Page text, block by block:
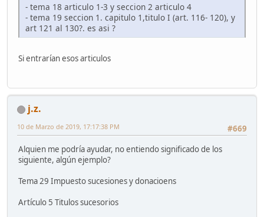
- tema 18 articulo 1-3 y seccion 2 articulo 4
- tema 19 seccion 1. capitulo 1,titulo I (art. 116- 120), y
art 121 al 130?. es asi ?
Si entrarían esos articulos
j.z.
#669
10 de Marzo de 2019, 17:17:38 PM
Alquien me podría ayudar, no entiendo significado de los
siguiente, algún ejemplo?
Tema 29 Impuesto sucesiones y donacioens
Artículo 5 Titulos sucesorios